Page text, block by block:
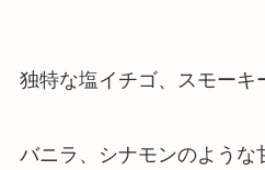
独特な塩イチゴ、スモーキ
バニラ、シナモンのような